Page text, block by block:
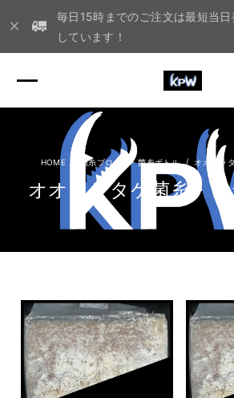
毎日15時までのご注文は最短当
しています！
菌糸ブロック・菌糸ボトル オオヒラ
オオヒラタケ菌糸・